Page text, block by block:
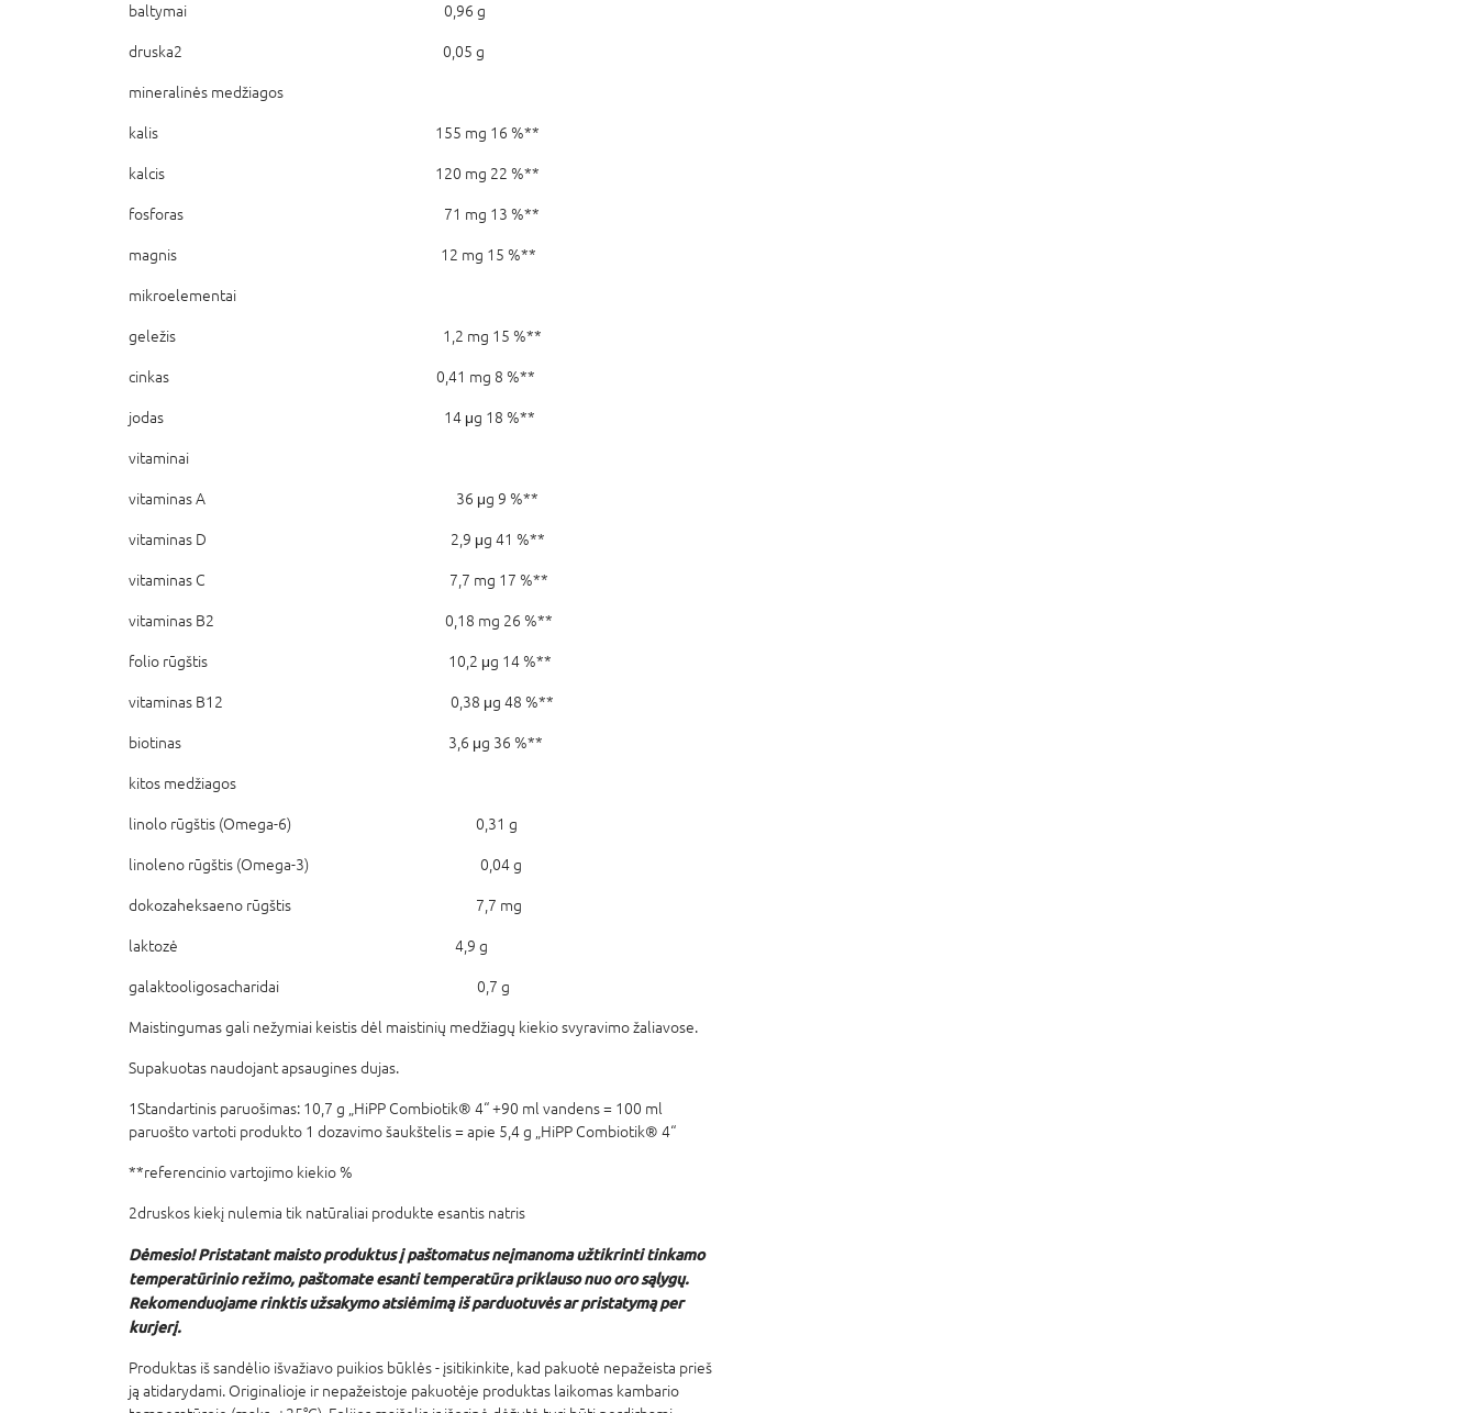
baltymai 0,96 g
druska2 0,05 g
mineralinės medžiagos
kalis 155 mg 16 %**
kalcis 120 mg 22 %**
fosforas 71 mg 13 %**
magnis 12 mg 15 %**
mikroelementai
geležis 1,2 mg 15 %**
cinkas 0,41 mg 8 %**
jodas 14 μg 18 %**
vitaminai
vitaminas A 36 μg 9 %**
vitaminas D 2,9 μg 41 %**
vitaminas C 7,7 mg 17 %**
vitaminas B2 0,18 mg 26 %**
folio rūgštis 10,2 μg 14 %**
vitaminas B12 0,38 μg 48 %**
biotinas 3,6 μg 36 %**
kitos medžiagos
linolo rūgštis (Omega-6) 0,31 g
linoleno rūgštis (Omega-3) 0,04 g
dokozaheksaeno rūgštis 7,7 mg
laktozė 4,9 g
galaktooligosacharidai 0,7 g
Maistingumas gali nežymiai keistis dėl maistinių medžiagų kiekio svyravimo žaliavose.
Supakuotas naudojant apsaugines dujas.
1Standartinis paruošimas: 10,7 g „HiPP Combiotik® 4“ +90 ml vandens = 100 ml
paruošto vartoti produkto 1 dozavimo šaukštelis = apie 5,4 g „HiPP Combiotik® 4“
**referencinio vartojimo kiekio %
2druskos kiekį nulemia tik natūraliai produkte esantis natris
Dėmesio! Pristatant maisto produktus į paštomatus neįmanoma užtikrinti tinkamo
temperatūrinio režimo, paštomate esanti temperatūra priklauso nuo oro sąlygų.
Rekomenduojame rinktis užsakymo atsiėmimą iš parduotuvės ar pristatymą per
kurjerį.
Produktas iš sandėlio išvažiavo puikios būklės - įsitikinkite, kad pakuotė nepažeista prieš
ją atidarydami. Originalioje ir nepažeistoje pakuotėje produktas laikomas kambario